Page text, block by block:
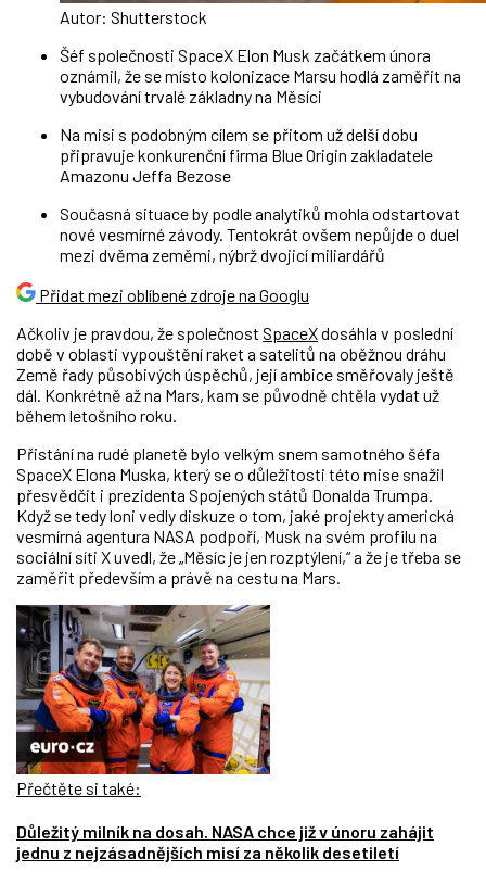
Autor: Shutterstock
Šéf společnosti SpaceX Elon Musk začátkem února
oznámil, že se místo kolonizace Marsu hodlá zaměřit na
vybudování trvalé základny na Měsíci
Na misi s podobným cílem se přitom už delší dobu
připravuje konkurenční firma Blue Origin zakladatele
Amazonu Jeffa Bezose
Současná situace by podle analytiků mohla odstartovat
nové vesmírné závody. Tentokrát ovšem nepůjde o duel
mezi dvěma zeměmi, nýbrž dvojicí miliardářů
Přidat mezi oblíbené zdroje na Googlu
Ačkoliv je pravdou, že společnost SpaceXdosáhla v poslední
době v oblasti vypouštění raket a satelitů na oběžnou dráhu
Země řady působivých úspěchů, její ambice směřovaly ještě
dál. Konkrétně až na Mars, kam se původně chtěla vydat už
během letošního roku.
Přistání na rudé planetě bylo velkým snem samotného šéfa
SpaceX Elona Muska, který se o důležitosti této mise snažil
přesvědčit i prezidenta Spojených států Donalda Trumpa.
Když se tedy loni vedly diskuze o tom, jaké projekty americká
vesmírná agentura NASA podpoří, Musk na svém profilu na
sociální síti X uvedl, že „Měsíc je jen rozptýlení,“ a že je třeba se
zaměřit především a právě na cestu na Mars.
Přečtěte si také:
Důležitý milník na dosah. NASA chce již v únoru zahájit
jednu z nejzásadnějších misí za několik desetiletí